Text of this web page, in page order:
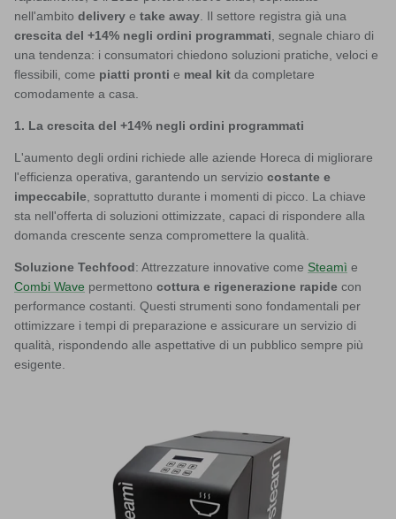
nell'ambito delivery e take away . Il settore registra già una
crescita del +14% negli ordini programmati , segnale chiaro di
una tendenza: i consumatori chiedono soluzioni pratiche, veloci e
flessibili, come piatti pronti e meal kit da completare
comodamente a casa.
1. La crescita del +14% negli ordini programmati
L'aumento degli ordini richiede alle aziende Horeca di migliorare
l'efficienza operativa, garantendo un servizio costante e
impeccabile , soprattutto durante i momenti di picco. La chiave
sta nell'offerta di soluzioni ottimizzate, capaci di rispondere alla
domanda crescente senza compromettere la qualità.
Soluzione Techfood: Attrezzature innovative come Steamì e
Combi Wave permettono cottura e rigenerazione rapide con
performance costanti. Questi strumenti sono fondamentali per
ottimizzare i tempi di preparazione e assicurare un servizio di
qualità, rispondendo alle aspettative di un pubblico sempre più
esigente.